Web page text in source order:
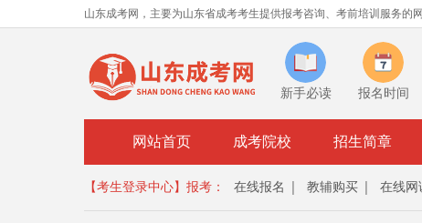
山东成考网，主要为山东省成考考生提供报考咨询、考前培训服务的
新手必读 报名时间
网站首页 成考院校 招生简章
【考生登录中心】 报考： 在线报名 教辅购买 在线网